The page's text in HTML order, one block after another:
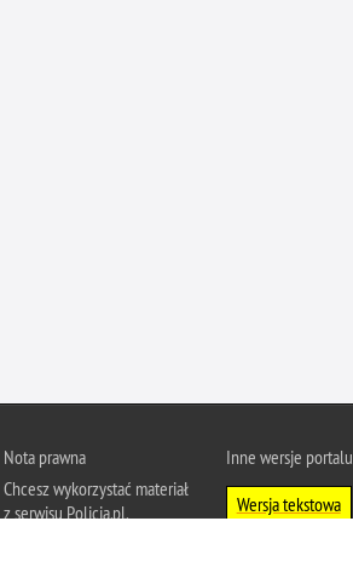
Nota prawna
Chcesz wykorzystać materiał
z serwisu Policja.pl.
Inne wersje portalu
Wersja tekstowa